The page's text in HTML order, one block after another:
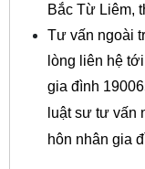
Bắc Từ Liêm,
Tư vấn ngoài
lòng liên hệ
gia đình
luật sư tư vấn
hôn nhân gia